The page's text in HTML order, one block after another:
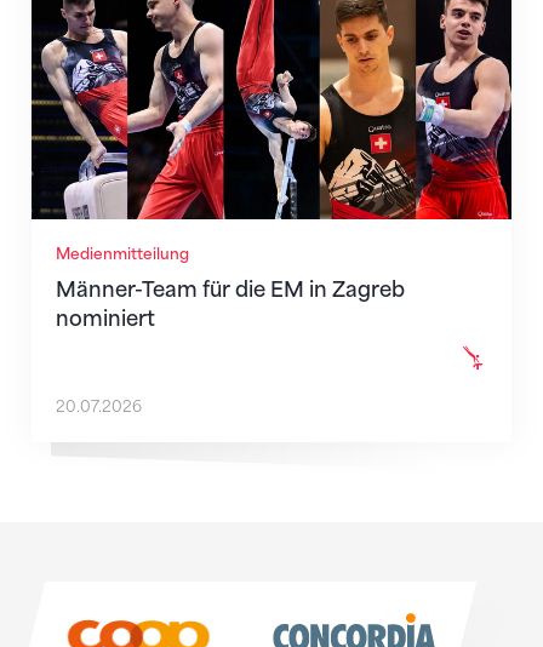
Medienmitteilung
Männer-Team für die EM in Zagreb
nominiert
20.07.2026